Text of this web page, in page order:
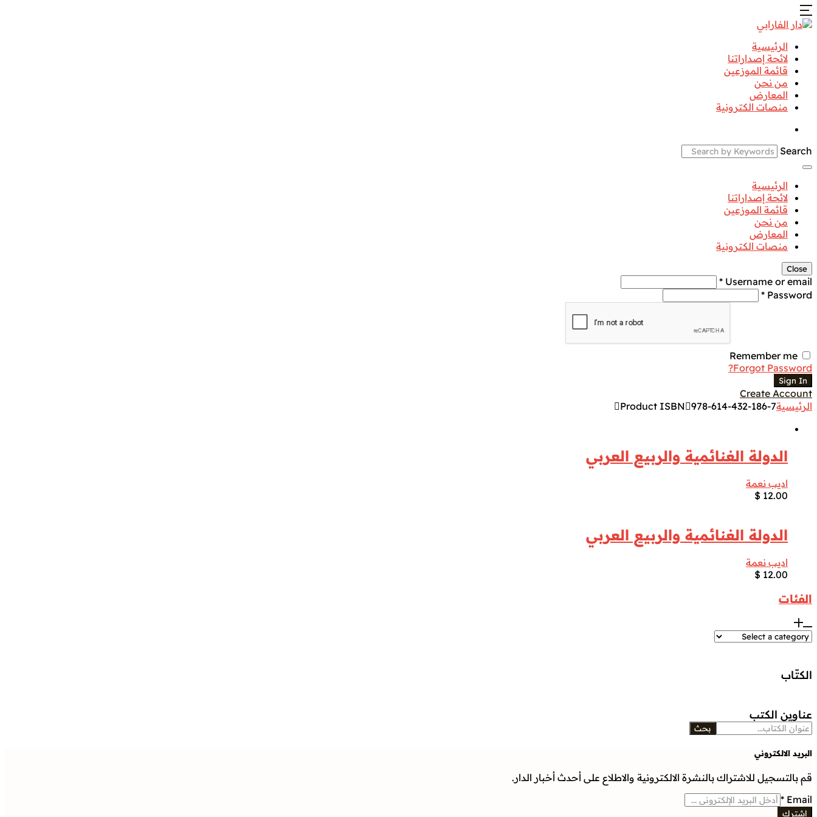
الرئيسية
لائحة إصداراتنا
قائمة الموزعين
من نحن
المعارض
منصات الكترونية
Search
الرئيسية
لائحة إصداراتنا
قائمة الموزعين
من نحن
المعارض
منصات الكترونية
Close
Username or email *
Password *
Remember me
Forgot Password?
Sign In
Create Account
الرئيسية
Product ISBN 978-614-432-186-7
الدولة الغنائمية والربيع العربي
اديب نعمة
$ 12.00
الدولة الغنائمية والربيع العربي
اديب نعمة
$ 12.00
الفئات
الكتّاب
عناوين الكتب
بحث
البريد الالكتروني
قم بالتسجيل للاشتراك بالنشرة الالكترونية والاطلاع على أحدث أخبار الدار.
Email
*
إشترك